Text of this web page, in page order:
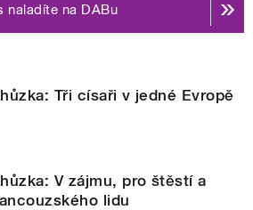
naladíte na DABu
Tři císaři v jedné Evropě
V zájmu, pro štěstí a
lidu